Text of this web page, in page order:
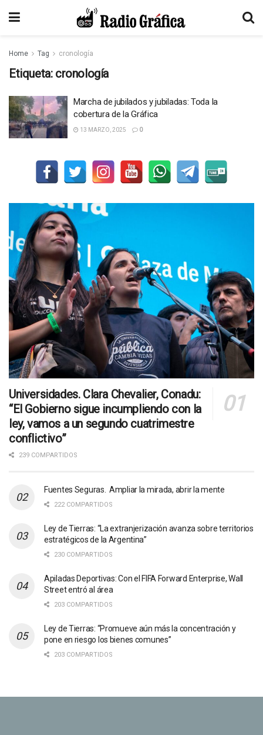
Home Tag cronología
Etiqueta: cronología
Marcha de jubilados y jubiladas: Toda la
cobertura de la Gráfica
13 MARZO, 2025 0
Universidades. Clara Chevalier, Conadu:
“El Gobierno sigue incumpliendo con la
ley, vamos a un segundo cuatrimestre
conflictivo”
239 COMPARTIDOS
Fuentes Seguras. Ampliar la mirada, abrir la mente
222 COMPARTIDOS
Ley de Tierras: “La extranjerización avanza sobre territorios
estratégicos de la Argentina”
230 COMPARTIDOS
Apiladas Deportivas: Con el FIFA Forward Enterprise, Wall
Street entró al área
203 COMPARTIDOS
Ley de Tierras: “Promueve aún más la concentración y
pone en riesgo los bienes comunes”
203 COMPARTIDOS